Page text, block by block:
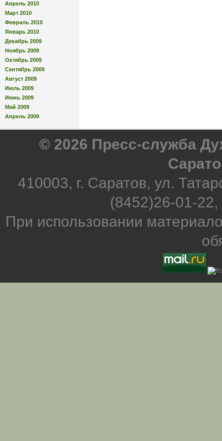
Апрель 2010
Март 2010
Февраль 2010
Январь 2010
Декабрь 2009
Ноябрь 2009
Октябрь 2009
Сентябрь 2009
Август 2009
Июль 2009
Июнь 2009
Май 2009
Апрель 2009
© 2026 Пресс-служба
410003, г. Саратов, ул.
(8452)26-01-
При использовании